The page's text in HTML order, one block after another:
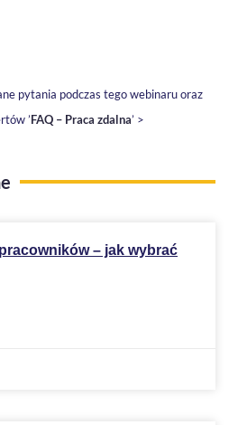
pytania podczas tego webinaru oraz
’FAQ – Praca zdalna’ >
– jak wybrać